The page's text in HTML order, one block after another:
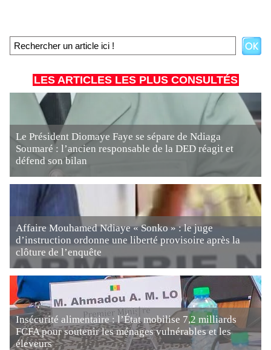
LES ARTICLES LES PLUS CONSULTÉS
Le Président Diomaye Faye se sépare de Ndiaga
Soumaré : l’ancien responsable de la DED réagit et
défend son bilan
Affaire Mouhamed Ndiaye « Sonko » : le juge
d’instruction ordonne une liberté provisoire après la
clôture de l’enquête
Insécurité alimentaire : l’État mobilise 7,2 milliards
FCFA pour soutenir les ménages vulnérables et les
éleveurs